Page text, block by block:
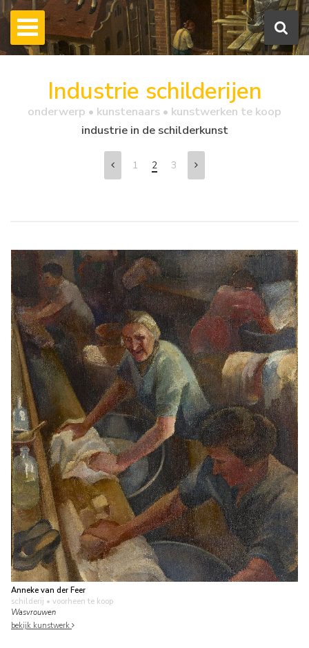
Industrie schilderijen
onderwerp • kunstenaars • kunstwerken te koop
industrie in de schilderkunst
1 2 3
Anneke van der Feer
schilderij • voorheen te koop
Wasvrouwen
bekijk kunstwerk